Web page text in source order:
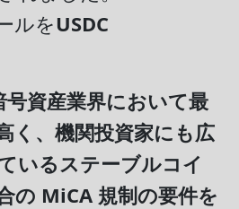
ルをUSDC
号資産業界において最
く、機関投資家にも広
いるステーブルコイ
の MiCA 規制の要件を